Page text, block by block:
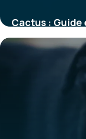
Cactus :
31 mai 2026